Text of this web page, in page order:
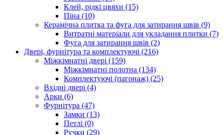
Клей, рідкі цвяхи (15)
Піна (10)
Керамічна плитка та фуга для затирання швів (9)
Витратні матеріали для укладання плитки (7)
Фуга для затирання швів (2)
Двері, фурнітура та комплектуючі (216)
Міжкімнатні двері (159)
Міжкімнатні полотна (134)
Комплектуючі (пагонаж) (25)
Вхідні двері (4)
Арки (6)
Фурнітура (47)
Замки (13)
Петлі (0)
Ручки (29)